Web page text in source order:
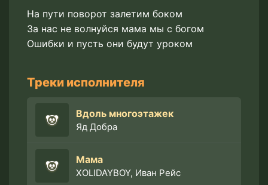
На пути поворот залетим боком
За нас не волнуйся мама мы с богом
Ошибки и пусть они будут уроком
Треки исполнителя
Вдоль многоэтажек
Яд Добра
Мама
XOLIDAYBOY, Иван Рейс